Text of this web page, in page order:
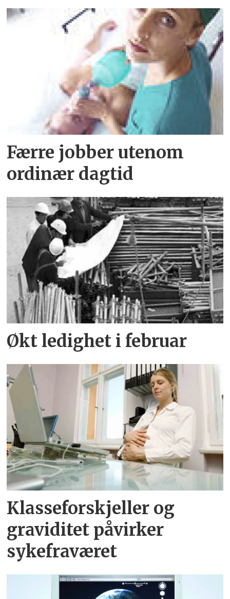
Færre jobber utenom
ordinær dagtid
Økt ledighet i februar
Klasseforskjeller og
graviditet påvirker
sykefraværet